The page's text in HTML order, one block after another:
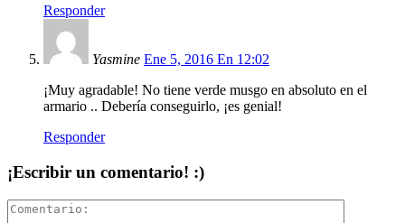
Responder
Yasmine Ene 5, 2016 En 12:02
¡Muy agradable! No tiene verde musgo en absoluto en el
armario .. Debería conseguirlo, ¡es genial!
Responder
¡Escribir un comentario! :)